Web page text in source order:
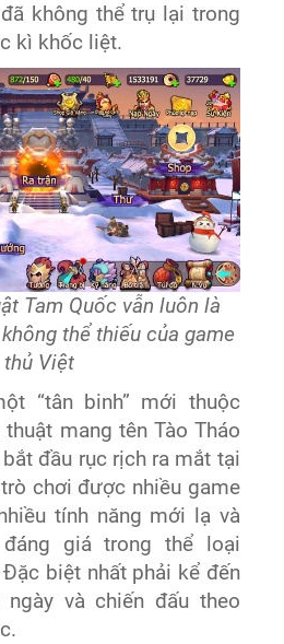
không thể trụ lại trong
kì khốc liệt.
Tam Quốc vẫn luôn là
thể thiếu của game
thủ Việt
“tân binh” mới thuộc
mang tên Tào Tháo
đầu rục rịch ra mắt tại
chơi được nhiều game
tính năng mới lạ và
giá trong thể loại
biệt nhất phải kể đến
ngày và chiến đấu theo